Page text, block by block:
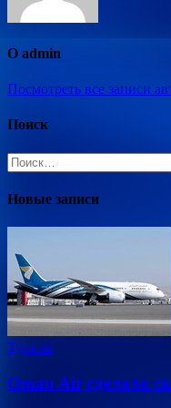
О admin
Посмотреть все записи
Поиск
Найти:
Новые записи
Туризм
Oman Air сделала